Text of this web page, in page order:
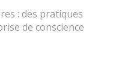
: des pratiques
de conscience